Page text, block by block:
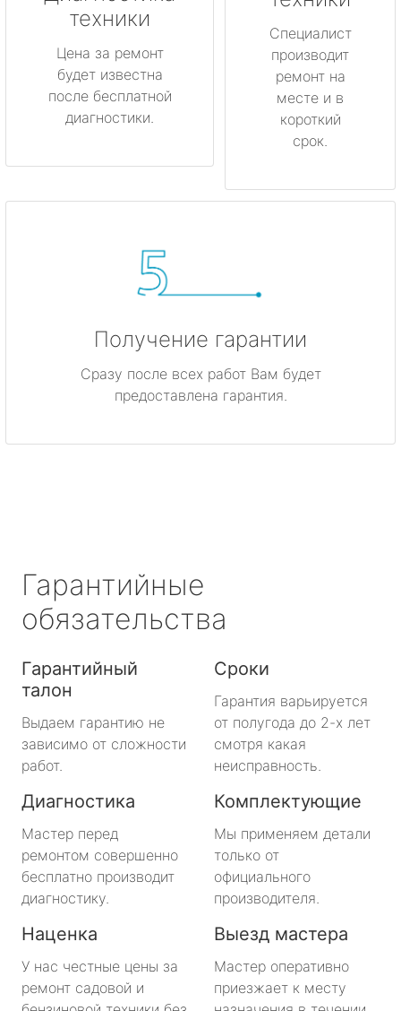
техники
Цена за ремонт
будет известна
после бесплатной
диагностики.
Специалист
производит
ремонт на
месте и в
короткий
срок.
Получение гарантии
Сразу после всех работ Вам будет
предоставлена гарантия.
Гарантийные
обязательства
Гарантийный
талон
Выдаем гарантию не
зависимо от сложности
работ.
Сроки
Гарантия варьируется
от полугода до 2-х лет
смотря какая
неисправность.
Диагностика
Мастер перед
ремонтом совершенно
бесплатно производит
диагностику.
Комплектующие
Мы применяем детали
только от
официального
производителя.
Наценка
У нас честные цены за
ремонт садовой и
Выезд мастера
Мастер оперативно
приезжает к месту